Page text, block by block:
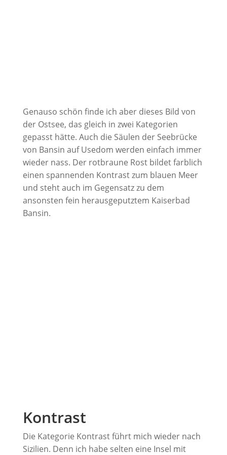
Genauso schön finde ich aber dieses Bild von
der Ostsee, das gleich in zwei Kategorien
gepasst hätte. Auch die Säulen der Seebrücke
von Bansin auf Usedom werden einfach immer
wieder nass. Der rotbraune Rost bildet farblich
einen spannenden Kontrast zum blauen Meer
und steht auch im Gegensatz zu dem
ansonsten fein herausgeputztem Kaiserbad
Bansin.
Kontrast
Die Kategorie Kontrast führt mich wieder nach
Sizilien. Denn ich habe selten eine Insel mit